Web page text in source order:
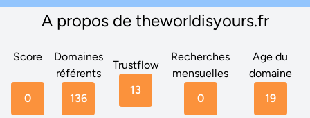
A propos de theworldisyours.fr
Score
0
Domaines
référents
136
Trustflow
13
Recherches
mensuelles
0
Age du
domaine
19